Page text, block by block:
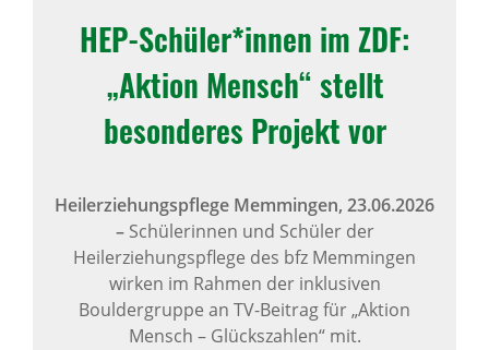
HEP-Schüler*innen im ZDF:
„Aktion Mensch“ stellt
besonderes Projekt vor
Heilerziehungspflege Memmingen, 23.06.2026
–Schülerinnen und Schüler der
Heilerziehungspflege des bfz Memmingen
wirken im Rahmen der inklusiven
Bouldergruppe an TV-Beitrag für „Aktion
Mensch – Glückszahlen“ mit.